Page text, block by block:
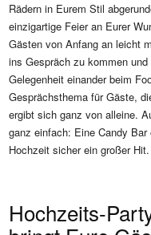
Rädern in Eurem Stil
einzigartige Feier an Eurer
Gästen von Anfang an leicht
ins Gespräch zu kommen
Gelegenheit einander beim
Gesprächsthema für Gäste,
ergibt sich ganz von alleine.
ganz einfach: Eine Candy
Hochzeit sicher ein großer Hit.
Hochzeits-